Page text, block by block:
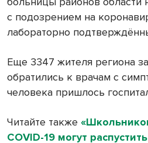
с подозрением на
лабораторно
Еще 3347 жителя региона
обратились к врачам с
человека пришлось
Читайте также
COVID-19 могут